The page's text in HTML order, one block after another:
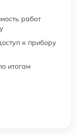
работ
к прибору
итогам